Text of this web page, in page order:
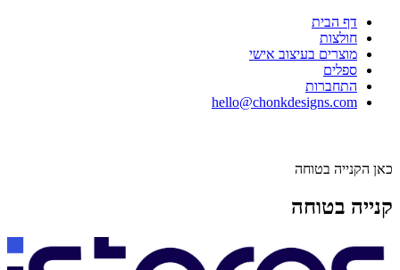
דף הבית
חולצות
מוצרים בעיצוב אישי
ספלים
התחברות
hello@chonkdesigns.com
כאן הקנייה בטוחה
קנייה בטוחה